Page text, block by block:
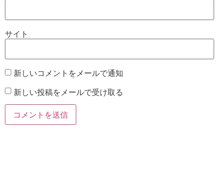
サイト
新しいコメントをメールで通知
新しい投稿をメールで受け取る